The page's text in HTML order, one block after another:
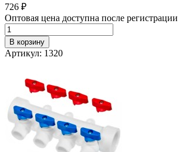
726 ₽
Оптовая цена доступна после регистрации
В корзину
Артикул: 1320